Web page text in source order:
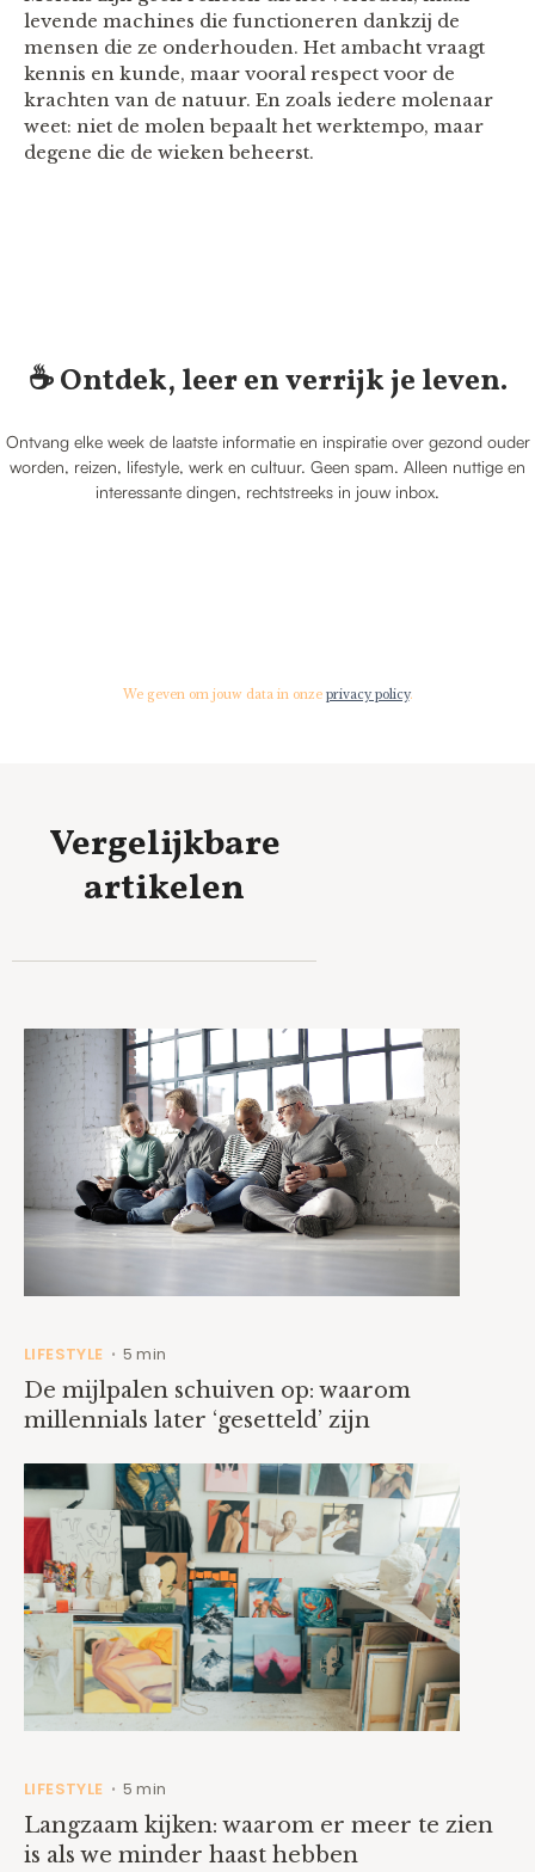
levende machines die functioneren dankzij de
mensen die ze onderhouden. Het ambacht vraagt
kennis en kunde, maar vooral respect voor de
krachten van de natuur. En zoals iedere molenaar
weet: niet de molen bepaalt het werktempo, maar
degene die de wieken beheerst.
☕️ Ontdek, leer en verrijk je leven.
Ontvang elke week de laatste informatie en inspiratie over gezond ouder
worden, reizen, lifestyle, werk en cultuur. Geen spam. Alleen nuttige en
interessante dingen, rechtstreeks in jouw inbox.
We geven om jouw data in onze privacy policy.
Vergelijkbare
artikelen
LIFESTYLE • 5 min
De mijlpalen schuiven op: waarom
millennials later ‘gesetteld’ zijn
LIFESTYLE • 5 min
Langzaam kijken: waarom er meer te zien
is als we minder haast hebben